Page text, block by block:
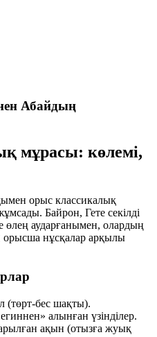
Абайдың
мұрасы: көлемі,
орыс классикалық
Байрон, Гете секілді
өлең аударғанымен, олардың
орысша нұсқалар арқылы
бес шақты).
алынған үзінділер.
ақын (отызға жуық